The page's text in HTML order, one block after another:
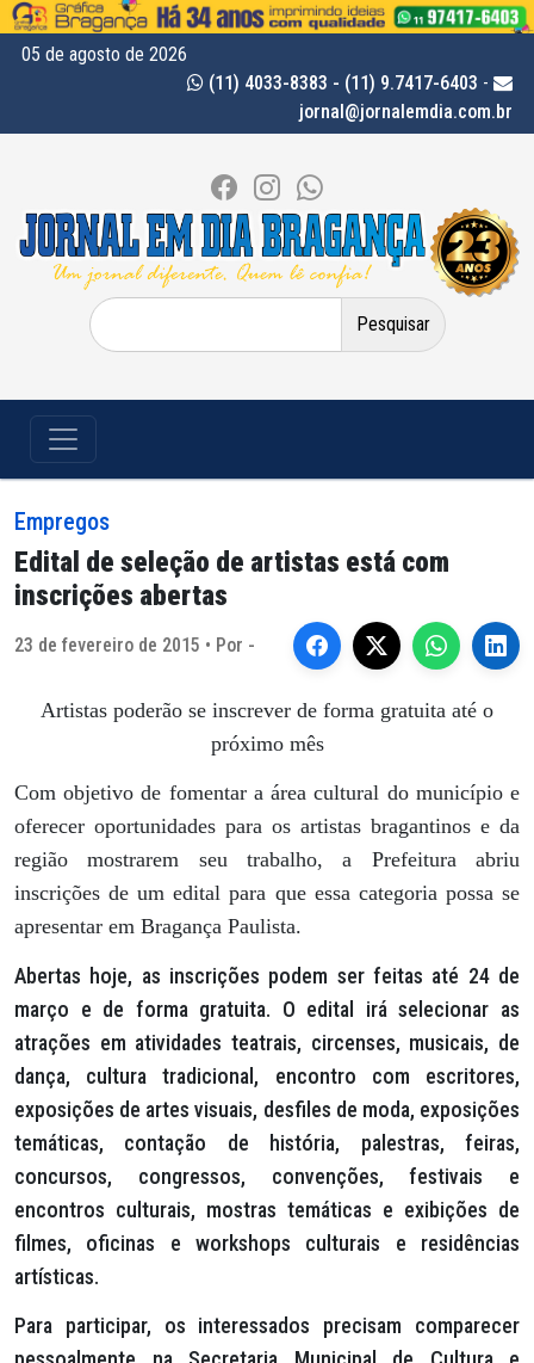
05 de agosto de 2026
(11) 4033-8383 - (11) 9.7417-6403 -
jornal@jornalemdia.com.br
Pesquisar
por:
Empregos
Edital de seleção de artistas está com
inscrições abertas
23 de fevereiro de 2015 • Por -
Artistas poderão se inscrever de forma gratuita até o
próximo mês
Com objetivo de fomentar a área cultural do município e
oferecer oportunidades para os artistas bragantinos e da
região mostrarem seu trabalho, a Prefeitura abriu
inscrições de um edital para que essa categoria possa se
apresentar em Bragança Paulista.
Abertas hoje, as inscrições podem ser feitas até 24 de
março e de forma gratuita. O edital irá selecionar as
atrações em atividades teatrais, circenses, musicais, de
dança, cultura tradicional, encontro com escritores,
exposições de artes visuais, desfiles de moda, exposições
temáticas, contação de história, palestras, feiras,
concursos, congressos, convenções, festivais e
encontros culturais, mostras temáticas e exibições de
filmes, oficinas e workshops culturais e residências
artísticas.
Para participar, os interessados precisam comparecer